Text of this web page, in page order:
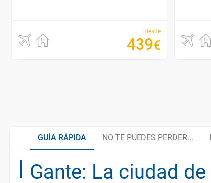
desde
439€
GUÍA RÁPIDA NO TE PUEDES PERDER...
Gante: La ciudad
Maestros Flamencos
Organiza tu viaje